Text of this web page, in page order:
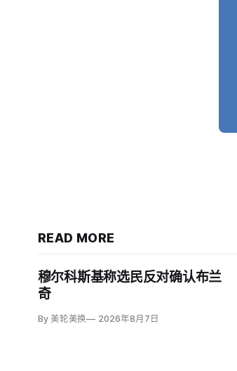
READ MORE
穆尔科斯基称选民反对确认布兰
奇
By 美轮美换 2026年8月7日